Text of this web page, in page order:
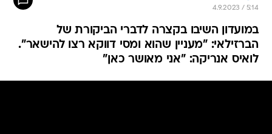
4.9.2023 / 5:14
במועדון השיבו בקצרה לדברי הביקורת של
הברזילאי: "מעניין שהוא ומסי דווקא רצו להישאר".
לואיס אנריקה: "אני מאושר כאן"